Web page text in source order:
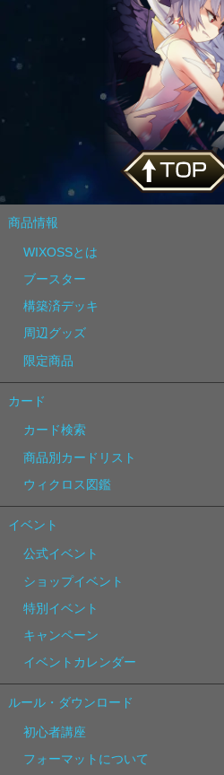
商品情報
WIXOSSとは
ブースター
構築済デッキ
周辺グッズ
限定商品
カード
カード検索
商品別カードリスト
ウィクロス図鑑
イベント
公式イベント
ショップイベント
特別イベント
キャンペーン
イベントカレンダー
ルール・ダウンロード
初心者講座
フォーマットについて